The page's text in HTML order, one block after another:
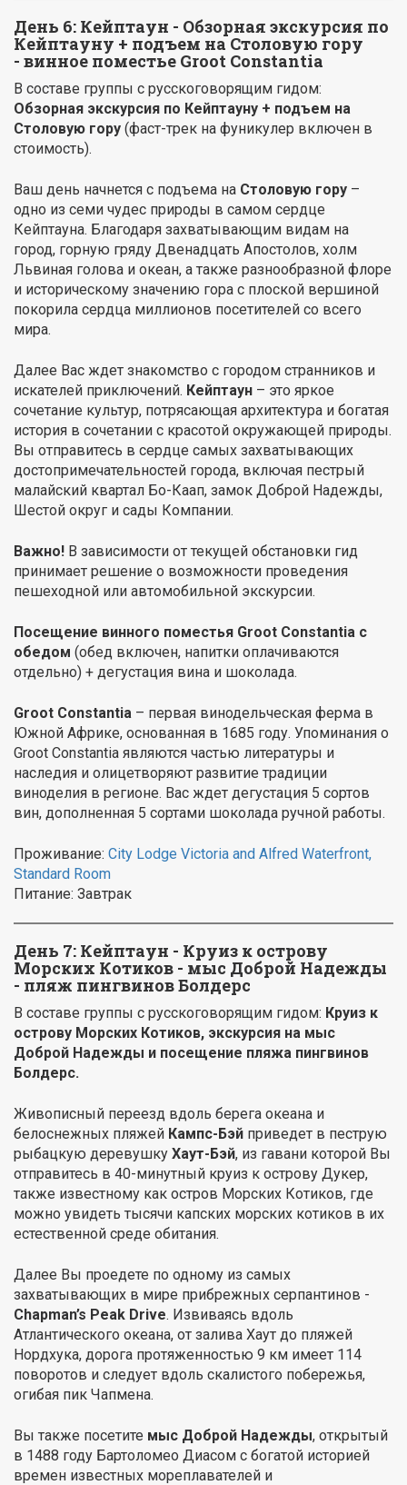
День 6: Кейптаун - Обзорная экскурсия по
Кейптауну + подъем на Столовую гору
- винное поместье Groot Constantia
В составе группы с русскоговорящим гидом:
Обзорная экскурсия по Кейптауну + подъем на
Столовую гору (фаст-трек на фуникулер включен в
стоимость).
Ваш день начнется с подъема на Столовую гору –
одно из семи чудес природы в самом сердце
Кейптауна. Благодаря захватывающим видам на
город, горную гряду Двенадцать Апостолов, холм
Львиная голова и океан, а также разнообразной флоре
и историческому значению гора с плоской вершиной
покорила сердца миллионов посетителей со всего
мира.
Далее Вас ждет знакомство с городом странников и
искателей приключений. Кейптаун – это яркое
сочетание культур, потрясающая архитектура и богатая
история в сочетании с красотой окружающей природы.
Вы отправитесь в сердце самых захватывающих
достопримечательностей города, включая пестрый
малайский квартал Бо-Каап, замок Доброй Надежды,
Шестой округ и сады Компании.
Важно! В зависимости от текущей обстановки гид
принимает решение о возможности проведения
пешеходной или автомобильной экскурсии.
Посещение винного поместья Groot Constantia с
обедом (обед включен, напитки оплачиваются
отдельно) + дегустация вина и шоколада.
Groot Constantia – первая винодельческая ферма в
Южной Африке, основанная в 1685 году. Упоминания о
Groot Constantia являются частью литературы и
наследия и олицетворяют развитие традиции
виноделия в регионе. Вас ждет дегустация 5 сортов
вин, дополненная 5 сортами шоколада ручной работы.
Проживание: City Lodge Victoria and Alfred Waterfront,
Standard Room
Питание: Завтрак
День 7: Кейптаун - Круиз к острову
Морских Котиков - мыс Доброй Надежды
- пляж пингвинов Болдерс
В составе группы с русскоговорящим гидом: Круиз к
острову Морских Котиков, экскурсия на мыс
Доброй Надежды и посещение пляжа пингвинов
Болдерс.
Живописный переезд вдоль берега океана и
белоснежных пляжей Кампс-Бэй приведет в пеструю
рыбацкую деревушку Хаут-Бэй, из гавани которой Вы
отправитесь в 40-минутный круиз к острову Дукер,
также известному как остров Морских Котиков, где
можно увидеть тысячи капских морских котиков в их
естественной среде обитания.
Далее Вы проедете по одному из самых
захватывающих в мире прибрежных серпантинов -
Chapman’s Peak Drive. Извиваясь вдоль
Атлантического океана, от залива Хаут до пляжей
Нордхука, дорога протяженностью 9 км имеет 114
поворотов и следует вдоль скалистого побережья,
огибая пик Чапмена.
Вы также посетите мыс Доброй Надежды, открытый
в 1488 году Бартоломео Диасом с богатой историей
времен известных мореплавателей и